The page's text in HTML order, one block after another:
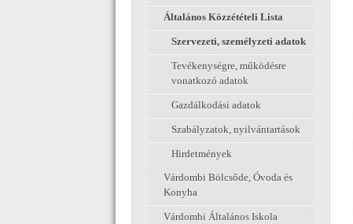
Általános Közzétételi Lista
Szervezeti, személyzeti adatok
Tevékenységre, működésre
vonatkozó adatok
Gazdálkodási adatok
Szabályzatok, nyilvántartások
Hirdetmények
Várdombi Bölcsőde, Óvoda és
Konyha
Várdombi Általános Iskola